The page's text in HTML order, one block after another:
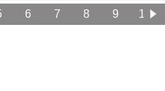
6 7 8 9
10